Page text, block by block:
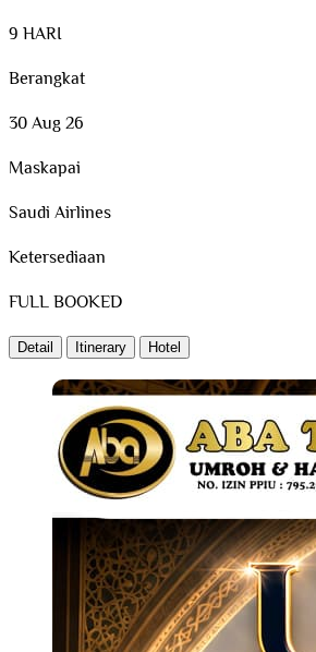
9 HARI
Berangkat
30 Aug 26
Maskapai
Saudi Airlines
Ketersediaan
FULL BOOKED
Detail Itinerary Hotel